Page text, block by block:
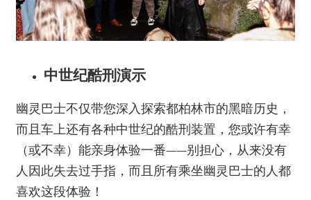
中世纪酷刑演示
幽灵巴士不仅带您深入探索都柏林市的黑暗历史，
而且车上还有各种中世纪的酷刑装置，您或许有幸
（或不幸）能亲身体验一番——别担心，从来没有
人因此失去过手指，而且所有乘坐幽灵巴士的人都
喜欢这段体验！